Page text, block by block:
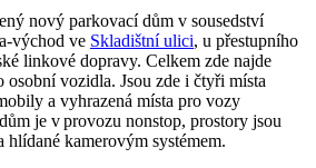
nový parkovací dům v sousedství
východ ve Skladištní ulici, u přestupního
linkové dopravy. Celkem zde najde
osobní vozidla. Jsou zde i čtyři místa
a vyhrazená místa pro vozy
je v provozu nonstop, prostory jsou
hlídané kamerovým systémem.